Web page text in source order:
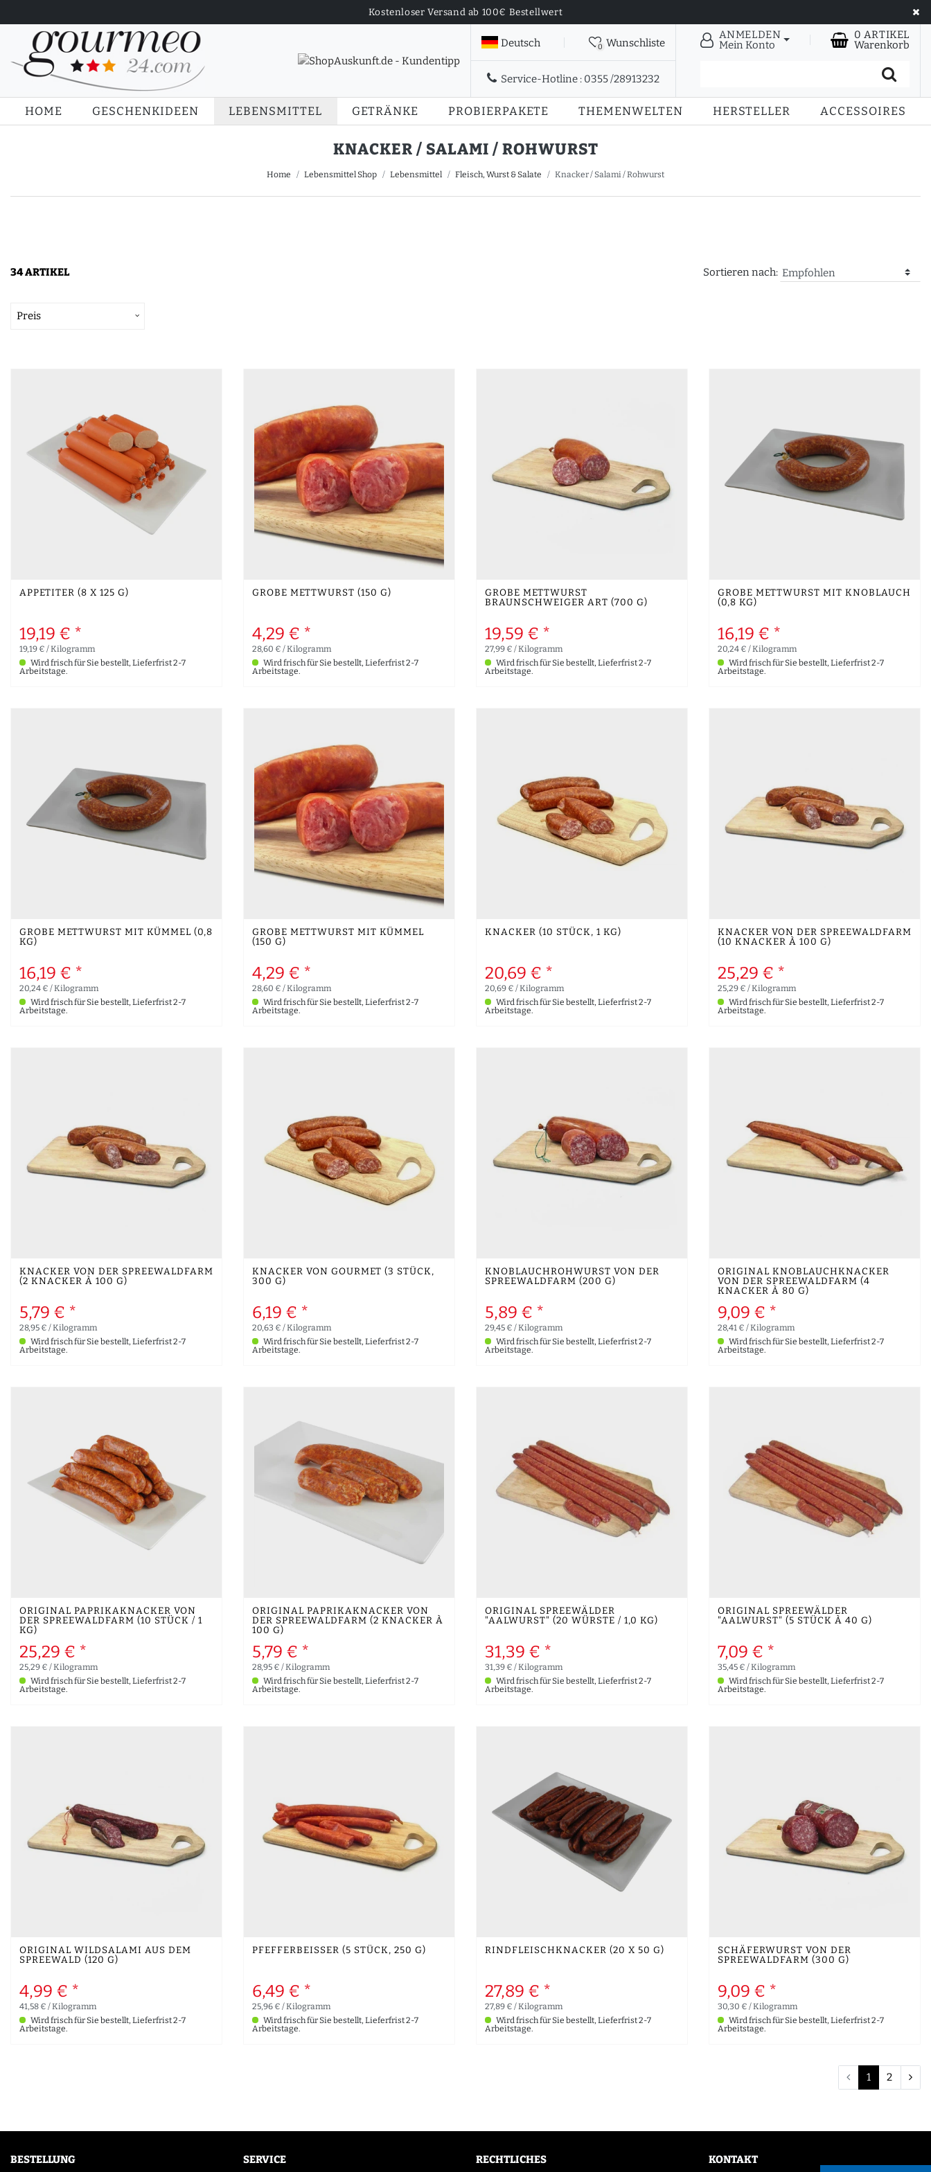
Kostenloser Versand ab 100€ Bestellwert
Deutsch 0 Wunschliste
Service-Hotline : 0355 /28913232
ANMELDEN
Mein Konto
0 ARTIKEL
Warenkorb
HOME GESCHENKIDEEN LEBENSMITTEL GETRÄNKE PROBIERPAKETE THEMENWELTEN HERSTELLER ACCESSOIRES
KNACKER / SALAMI / ROHWURST
Home Lebensmittel Shop Lebensmittel Fleisch, Wurst & Salate Knacker / Salami / Rohwurst
34 ARTIKEL Sortieren nach:
Preis
APPETITER (8 X 125 G)
19,19 € *
19,19 € / Kilogramm
Wird frisch für Sie bestellt, Lieferfrist 2-7
Arbeitstage.
GROBE METTWURST (150 G)
4,29 € *
28,60 € / Kilogramm
Wird frisch für Sie bestellt, Lieferfrist 2-7
Arbeitstage.
GROBE METTWURST
BRAUNSCHWEIGER ART (700 G)
19,59 € *
27,99 € / Kilogramm
Wird frisch für Sie bestellt, Lieferfrist 2-7
Arbeitstage.
GROBE METTWURST MIT KNOBLAUCH
(0,8 KG)
16,19 € *
20,24 € / Kilogramm
Wird frisch für Sie bestellt, Lieferfrist 2-7
Arbeitstage.
GROBE METTWURST MIT KÜMMEL (0,8
KG)
16,19 € *
20,24 € / Kilogramm
Wird frisch für Sie bestellt, Lieferfrist 2-7
Arbeitstage.
GROBE METTWURST MIT KÜMMEL
(150 G)
4,29 € *
28,60 € / Kilogramm
Wird frisch für Sie bestellt, Lieferfrist 2-7
Arbeitstage.
KNACKER (10 STÜCK, 1 KG)
20,69 € *
20,69 € / Kilogramm
Wird frisch für Sie bestellt, Lieferfrist 2-7
Arbeitstage.
KNACKER VON DER SPREEWALDFARM
(10 KNACKER À 100 G)
25,29 € *
25,29 € / Kilogramm
Wird frisch für Sie bestellt, Lieferfrist 2-7
Arbeitstage.
KNACKER VON DER SPREEWALDFARM
(2 KNACKER À 100 G)
5,79 € *
28,95 € / Kilogramm
Wird frisch für Sie bestellt, Lieferfrist 2-7
Arbeitstage.
KNACKER VON GOURMET (3 STÜCK,
300 G)
6,19 € *
20,63 € / Kilogramm
Wird frisch für Sie bestellt, Lieferfrist 2-7
Arbeitstage.
KNOBLAUCHROHWURST VON DER
SPREEWALDFARM (200 G)
5,89 € *
29,45 € / Kilogramm
Wird frisch für Sie bestellt, Lieferfrist 2-7
Arbeitstage.
ORIGINAL KNOBLAUCHKNACKER
VON DER SPREEWALDFARM (4
KNACKER À 80 G)
9,09 € *
28,41 € / Kilogramm
Wird frisch für Sie bestellt, Lieferfrist 2-7
Arbeitstage.
ORIGINAL PAPRIKAKNACKER VON
DER SPREEWALDFARM (10 STÜCK / 1
KG)
25,29 € *
25,29 € / Kilogramm
Wird frisch für Sie bestellt, Lieferfrist 2-7
Arbeitstage.
ORIGINAL PAPRIKAKNACKER VON
DER SPREEWALDFARM (2 KNACKER À
100 G)
5,79 € *
28,95 € / Kilogramm
Wird frisch für Sie bestellt, Lieferfrist 2-7
Arbeitstage.
ORIGINAL SPREEWÄLDER
"AALWURST" (20 WÜRSTE / 1,0 KG)
31,39 € *
31,39 € / Kilogramm
Wird frisch für Sie bestellt, Lieferfrist 2-7
Arbeitstage.
ORIGINAL SPREEWÄLDER
"AALWURST" (5 STÜCK À 40 G)
7,09 € *
35,45 € / Kilogramm
Wird frisch für Sie bestellt, Lieferfrist 2-7
Arbeitstage.
ORIGINAL WILDSALAMI AUS DEM
SPREEWALD (120 G)
4,99 € *
41,58 € / Kilogramm
Wird frisch für Sie bestellt, Lieferfrist 2-7
Arbeitstage.
PFEFFERBEISSER (5 STÜCK, 250 G)
6,49 € *
25,96 € / Kilogramm
Wird frisch für Sie bestellt, Lieferfrist 2-7
Arbeitstage.
RINDFLEISCHKNACKER (20 X 50 G)
27,89 € *
27,89 € / Kilogramm
Wird frisch für Sie bestellt, Lieferfrist 2-7
Arbeitstage.
SCHÄFERWURST VON DER
SPREEWALDFARM (300 G)
9,09 € *
30,30 € / Kilogramm
Wird frisch für Sie bestellt, Lieferfrist 2-7
Arbeitstage.
1 2
BESTELLUNG SERVICE RECHTLICHES KONTAKT